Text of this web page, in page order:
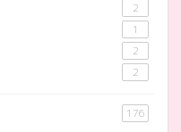
2
1
2
2
176